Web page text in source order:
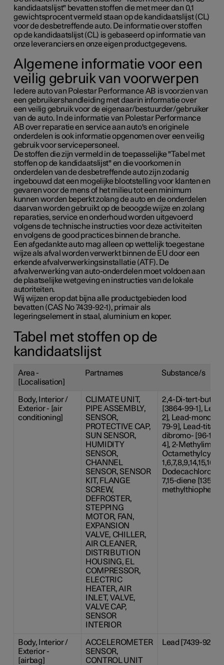
kandidaatslijst" bevatten stoffen die met meer dan 0,1
gewichtsprocent vermeld staan op de kandidaatslijst (CL)
voor de desbetreffende auto. De informatie over stoffen
op de kandidaatslijst (CL) is gebaseerd op informatie van
onze leveranciers en onze eigen productgegevens.
Algemene informatie voor een
veilig gebruik van voorwerpen
Iedere auto van Polestar Performance AB is voorzien van
een gebruikershandleiding met daarin informatie over
een veilig gebruik voor de eigenaar/bestuurder/gebruiker
van de auto. In de informatie van Polestar Performance
AB over reparatie en service aan auto's en originele
onderdelen is ook informatie opgenomen over een veilig
gebruik voor servicepersoneel.
De stoffen die zijn vermeld in de toepasselijke "Tabel met
stoffen op de kandidaatslijst" en die voorkomen in
onderdelen van de desbetreffende auto zijn zodanig
ingebouwd dat een mogelijke blootstelling voor klanten en
gevaren voor de mens of het milieu tot een minimum
kunnen worden beperkt zolang de auto en de onderdelen
daarvan worden gebruikt op de beoogde wijze en zolang
reparaties, service en onderhoud worden uitgevoerd
volgens de technische instructies voor deze activiteiten
en volgens de good practices binnen de branche.
Een afgedankte auto mag alleen op wettelijk toegestane
wijze als afval worden verwerkt binnen de EU door een
erkende afvalverwerkingsinstallatie (ATF). De
afvalverwerking van auto-onderdelen moet voldoen aan
de plaatselijke wetgeving en instructies van de lokale
autoriteiten.
Wij wijzen erop dat bijna alle productgebieden lood
bevatten (CAS No 7439-92-1), primair als
legeringselement in staal, aluminium en koper.
Tabel met stoffen op de
kandidaatslijst
Area -
[Localisation]
Partnames Substance/s
Body, Interior /
Exterior - [air
conditioning]
CLIMATE UNIT,
PIPE ASSEMBLY,
SENSOR,
PROTECTIVE CAP,
SUN SENSOR,
HUMIDITY
SENSOR,
CHANNEL
SENSOR, SENSOR
KIT, FLANGE
SCREW,
DEFROSTER,
STEPPING
MOTOR, FAN,
EXPANSION
VALVE, CHILLER,
AIR CLEANER,
DISTRIBUTION
HOUSING, EL
COMPRESSOR,
ELECTRIC
HEATER, AIR
INLET, VALVE,
VALVE CAP,
SENSOR
INTERIOR
2,4-Di-tert-butyl-
[3864-99-1],
2], Lead-
79-9], Lead-
dibromo- [96-13-
4], 2-
7,15-diene
Body, Interior /
Exterior -
[airbag]
ACCELEROMETER
SENSOR,
CONTROL UNIT
Lead [7439-92-